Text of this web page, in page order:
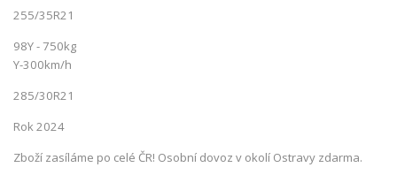
255/35R21
98Y - 750kg
Y-300km/h
285/30R21
Rok 2024
Zboží zasíláme po celé ČR! Osobní dovoz v okolí Ostravy zdarma.